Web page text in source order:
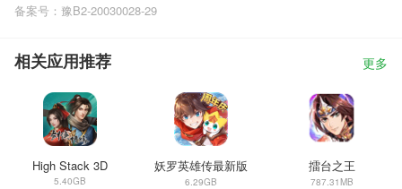
备案号：豫B2-20030028-29
相关应用推荐 更多
High Stack 3D
5.40GB
妖罗英雄传最新版
6.29GB
擂台之王
787.31MB